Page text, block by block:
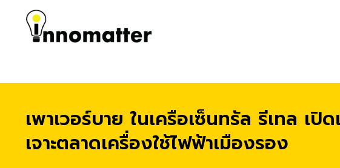
เพาเวอร์บาย ในเครือเซ็นทรัล รีเทล
เจาะตลาดเครื่องใช้ไฟฟ้าเมืองรอง